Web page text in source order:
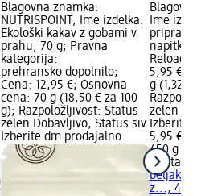
Blagovna znamka:
NUTRISPOINT; Ime izdelka:
Ekološki kakav z gobami v
prahu, 70 g; Pravna
kategorija:
prehransko dopolnilo;
Cena: 12,95 €; Osnovna
cena: 70 g (18,50 € za 100
g); Razpoložljivost: Status
zelen Dobavljivo, Status siv
Izberite dm prodajalno
Ime
pripravo
napitka
Reload,
5,95 €;
g (1,32 €
zelen
Izberite
5,95 €
450 g
isostar
z..., 450